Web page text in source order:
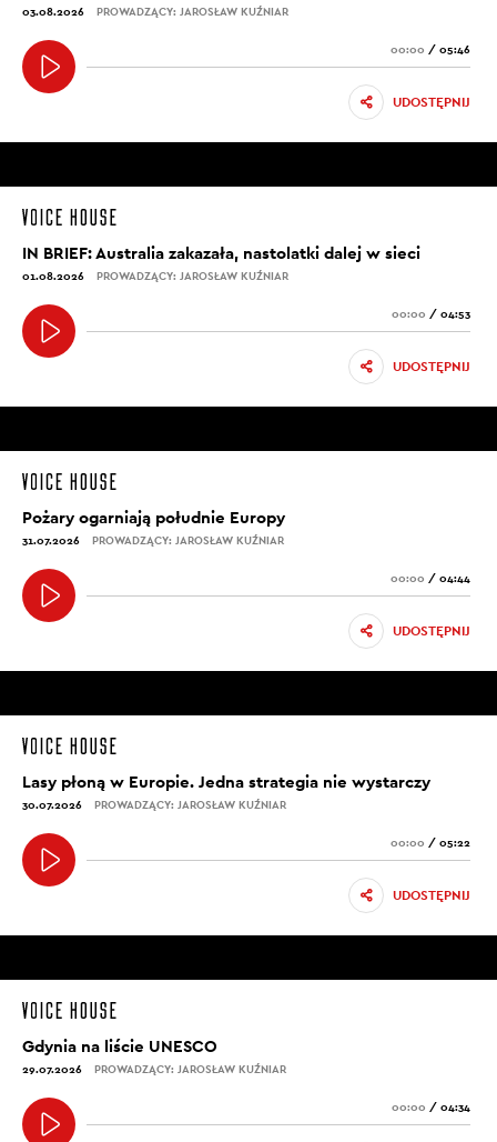
03.08.2026 PROWADZĄCY: JAROSŁAW KUŹNIAR
00:00 / 05:46
UDOSTĘPNIJ
IN BRIEF: Australia zakazała, nastolatki dalej w sieci
01.08.2026 PROWADZĄCY: JAROSŁAW KUŹNIAR
00:00 / 04:53
UDOSTĘPNIJ
Pożary ogarniają południe Europy
31.07.2026 PROWADZĄCY: JAROSŁAW KUŹNIAR
00:00 / 04:44
UDOSTĘPNIJ
Lasy płoną w Europie. Jedna strategia nie wystarczy
30.07.2026 PROWADZĄCY: JAROSŁAW KUŹNIAR
00:00 / 05:22
UDOSTĘPNIJ
Gdynia na liście UNESCO
29.07.2026 PROWADZĄCY: JAROSŁAW KUŹNIAR
00:00 / 04:34